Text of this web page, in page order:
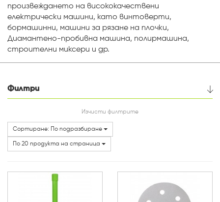
произвеждането на висококачествени
електрически машини, като винтоверти,
бормашинни, машини за рязане на плочки,
Диамантено-пробивна машина, полирмашина,
строителни миксери и др.
Филтри
Категории
Изчисти филтрите
Сортиране: По подразбиране
По 20 продукта на страница